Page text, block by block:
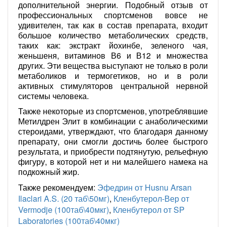
дополнительной энергии. Подобный отзыв от
профессиональных спортсменов вовсе не
удивителен, так как в состав препарата, входит
большое количество метаболических средств,
таких как: экстракт йохинбе, зеленого чая,
женьшеня, витаминов В6 и В12 и множества
других. Эти вещества выступают не только в роли
метаболиков и термогетиков, но и в роли
активных стимуляторов центральной нервной
системы человека.
Также некоторые из спортсменов, употреблявшие
Метилдрен Элит в комбинации с анаболическими
стероидами, утверждают, что благодаря данному
препарату, они смогли достичь более быстрого
результата, и приобрести подтянутую, рельефную
фигуру, в которой нет и ни малейшего намека на
подкожный жир.
Также рекомендуем: Эфедрин от Husnu Arsan
Ilaclari A.S. (20 таб\50мг), Кленбутерол-Вер от
Vermodje (100таб\40мкг), Кленбутерол от SP
Laboratories (100таб\40мкг)